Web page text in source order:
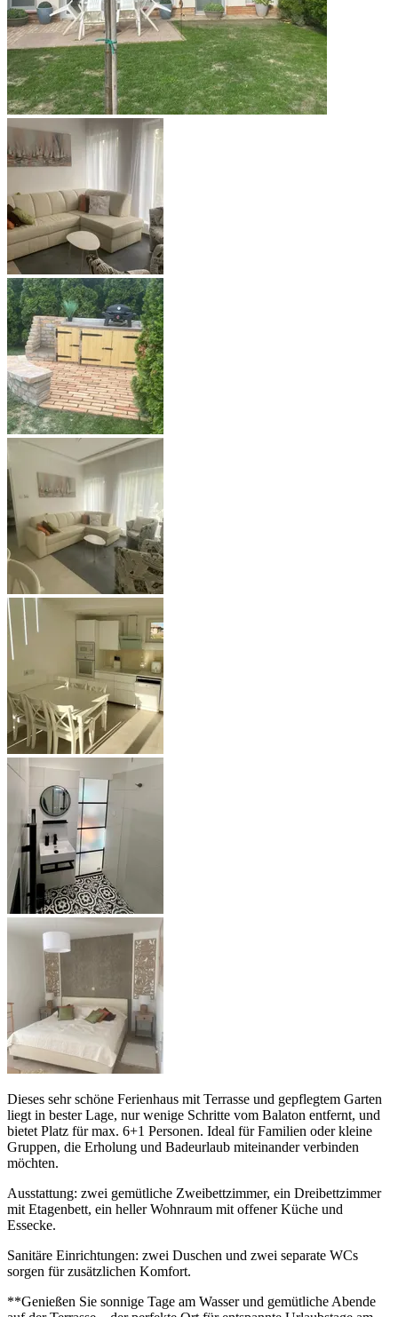
Dieses sehr schöne Ferienhaus mit Terrasse und gepflegtem Garten
liegt in bester Lage, nur wenige Schritte vom Balaton entfernt, und
bietet Platz für max. 6+1 Personen. Ideal für Familien oder kleine
Gruppen, die Erholung und Badeurlaub miteinander verbinden
möchten.
Ausstattung: zwei gemütliche Zweibettzimmer, ein Dreibettzimmer
mit Etagenbett, ein heller Wohnraum mit offener Küche und
Essecke.
Sanitäre Einrichtungen: zwei Duschen und zwei separate WCs
sorgen für zusätzlichen Komfort.
**Genießen Sie sonnige Tage am Wasser und gemütliche Abende